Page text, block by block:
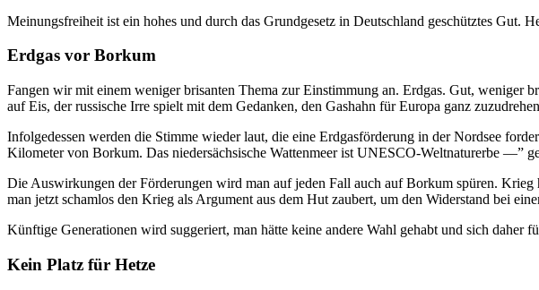
Meinungsfreiheit ist ein hohes und durch das Grundgesetz in Deutschland geschütztes Gut.
Erdgas vor Borkum
Fangen wir mit einem weniger brisanten Thema zur Einstimmung an. Erdgas. Gut,
auf Eis, der russische Irre spielt mit dem Gedanken, den Gashahn für Europa ganz
Infolgedessen werden die Stimme wieder laut, die eine Erdgasförderung in der Nordsee
Kilometer von Borkum. Das niedersächsische Wattenmeer ist UNESCO-Weltnaturerbe —”
Die Auswirkungen der Förderungen wird man auf jeden Fall auch auf Borkum spüren.
man jetzt schamlos den Krieg als Argument aus dem Hut zaubert, um den Widerstand bei
Künftige Generationen wird suggeriert, man hätte keine andere Wahl gehabt und sich daher
Kein Platz für Hetze